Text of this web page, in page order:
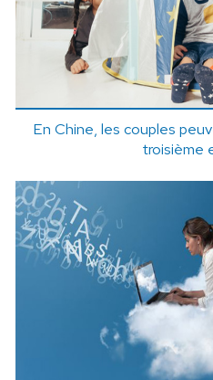
En Chine, les couples
troisième